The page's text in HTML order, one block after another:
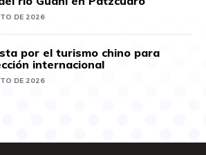
DE 2026
por el turismo chino para
internacional
DE 2026